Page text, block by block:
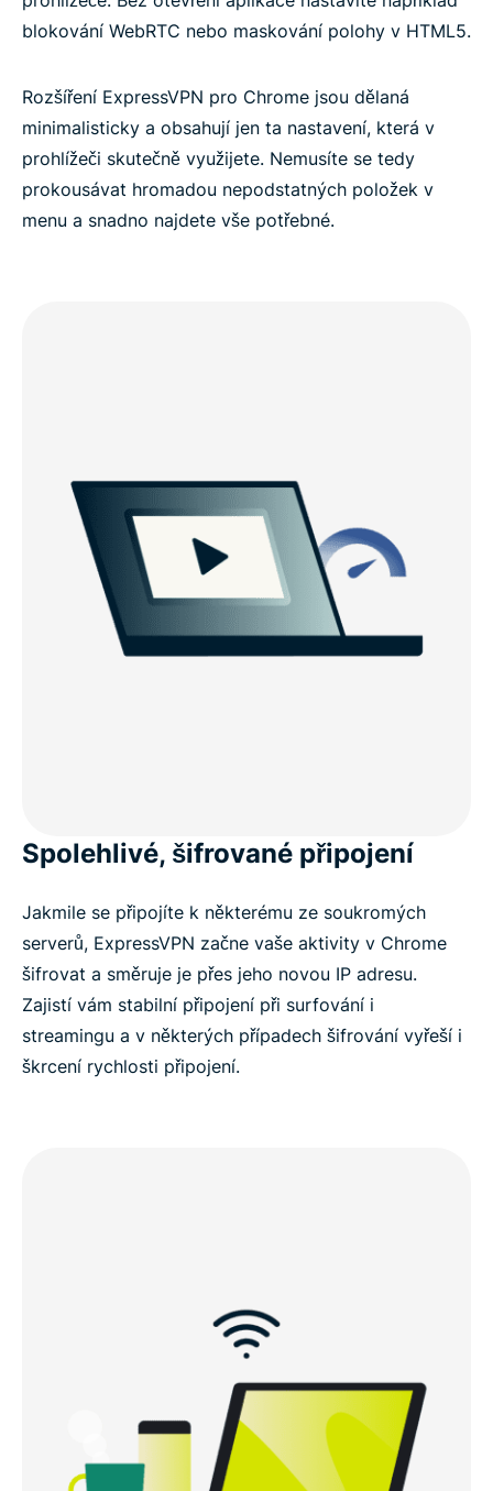
blokování WebRTC nebo maskování polohy v HTML5.
Rozšíření ExpressVPN pro Chrome jsou dělaná
minimalisticky a obsahují jen ta nastavení, která v
prohlížeči skutečně využijete. Nemusíte se tedy
prokousávat hromadou nepodstatných položek v
menu a snadno najdete vše potřebné.
Spolehlivé, šifrované připojení
Jakmile se připojíte k některému ze soukromých
serverů, ExpressVPN začne vaše aktivity v Chrome
šifrovat a směruje je přes jeho novou IP adresu.
Zajistí vám stabilní připojení při surfování i
streamingu a v některých případech šifrování vyřeší i
škrcení rychlosti připojení.